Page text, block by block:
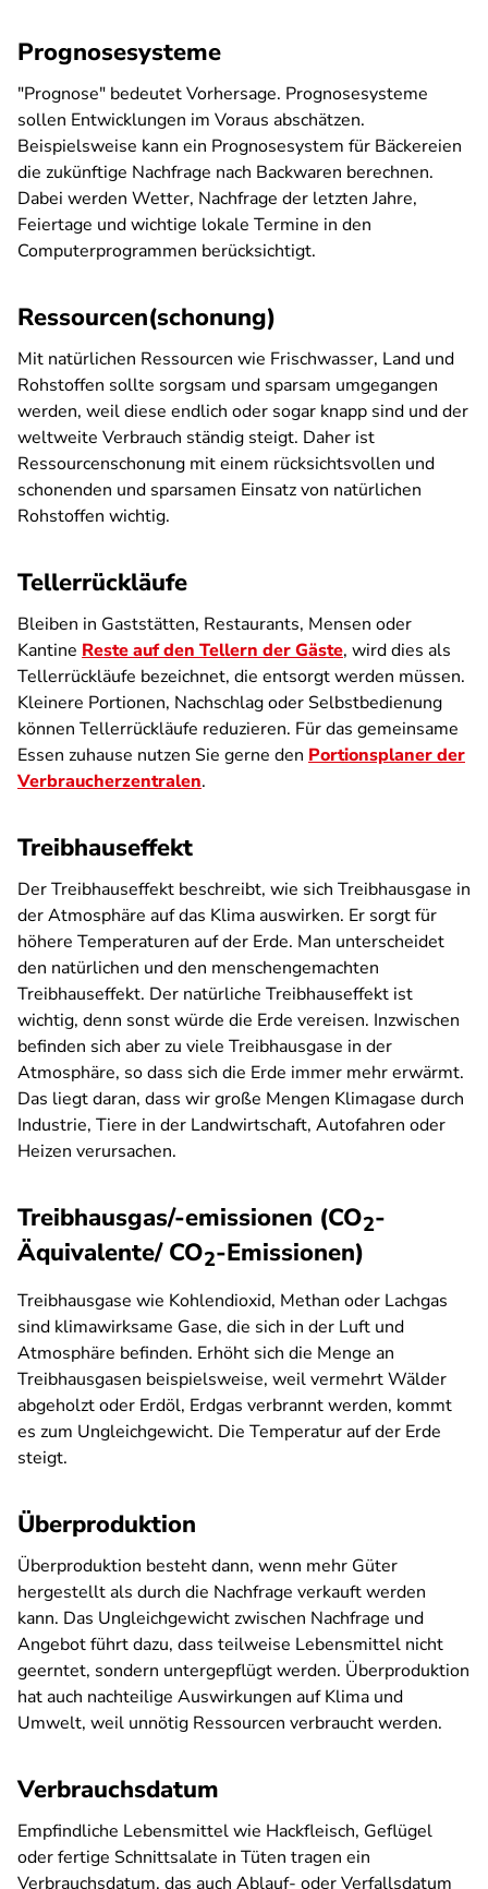
Prognosesysteme
"Prognose" bedeutet Vorhersage. Prognosesysteme
sollen Entwicklungen im Voraus abschätzen.
Beispielsweise kann ein Prognosesystem für Bäckereien
die zukünftige Nachfrage nach Backwaren berechnen.
Dabei werden Wetter, Nachfrage der letzten Jahre,
Feiertage und wichtige lokale Termine in den
Computerprogrammen berücksichtigt.
Ressourcen(schonung)
Mit natürlichen Ressourcen wie Frischwasser, Land und
Rohstoffen sollte sorgsam und sparsam umgegangen
werden, weil diese endlich oder sogar knapp sind und der
weltweite Verbrauch ständig steigt. Daher ist
Ressourcenschonung mit einem rücksichtsvollen und
schonenden und sparsamen Einsatz von natürlichen
Rohstoffen wichtig.
Tellerrückläufe
Bleiben in Gaststätten, Restaurants, Mensen oder
Kantine Reste auf den Tellern der Gäste, wird dies als
Tellerrückläufe bezeichnet, die entsorgt werden müssen.
Kleinere Portionen, Nachschlag oder Selbstbedienung
können Tellerrückläufe reduzieren. Für das gemeinsame
Essen zuhause nutzen Sie gerne den Portionsplaner der
Verbraucherzentralen.
Treibhauseffekt
Der Treibhauseffekt beschreibt, wie sich Treibhausgase in
der Atmosphäre auf das Klima auswirken. Er sorgt für
höhere Temperaturen auf der Erde. Man unterscheidet
den natürlichen und den menschengemachten
Treibhauseffekt. Der natürliche Treibhauseffekt ist
wichtig, denn sonst würde die Erde vereisen. Inzwischen
befinden sich aber zu viele Treibhausgase in der
Atmosphäre, so dass sich die Erde immer mehr erwärmt.
Das liegt daran, dass wir große Mengen Klimagase durch
Industrie, Tiere in der Landwirtschaft, Autofahren oder
Heizen verursachen.
Treibhausgas/-emissionen (CO2-
Äquivalente/ CO2-Emissionen)
Treibhausgase wie Kohlendioxid, Methan oder Lachgas
sind klimawirksame Gase, die sich in der Luft und
Atmosphäre befinden. Erhöht sich die Menge an
Treibhausgasen beispielsweise, weil vermehrt Wälder
abgeholzt oder Erdöl, Erdgas verbrannt werden, kommt
es zum Ungleichgewicht. Die Temperatur auf der Erde
steigt.
Überproduktion
Überproduktion besteht dann, wenn mehr Güter
hergestellt als durch die Nachfrage verkauft werden
kann. Das Ungleichgewicht zwischen Nachfrage und
Angebot führt dazu, dass teilweise Lebensmittel nicht
geerntet, sondern untergepflügt werden. Überproduktion
hat auch nachteilige Auswirkungen auf Klima und
Umwelt, weil unnötig Ressourcen verbraucht werden.
Verbrauchsdatum
Empfindliche Lebensmittel wie Hackfleisch, Geflügel
oder fertige Schnittsalate in Tüten tragen ein
Verbrauchsdatum, das auch Ablauf- oder Verfallsdatum